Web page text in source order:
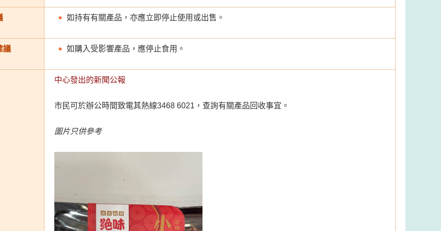
如持有有關產品，亦應立即停止使用或出售。
議 如購入受影響產品，應停止食用。
中心發出的新聞公報
市民可於辦公時間致電其熱線3468 6021，查詢有關產品回收事宜。
圖片只供參考